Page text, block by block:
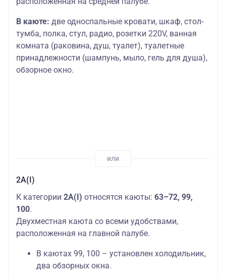
В каюте: две односпальные кровати, шкаф, стол-
тумба, полка, стул, радио, розетки 220V, ванная
комната (раковина, душ, туалет), туалетные
принадлежности (шампунь, мыло, гель для душа),
обзорное окно.
2А(I)
К категории 2А(I) относятся каюты: 63–72, 99,
100.
Двухместная каюта со всеми удобствами,
расположенная на главной палубе.
В каютах 99, 100 – установлен холодильник,
два обзорных окна.